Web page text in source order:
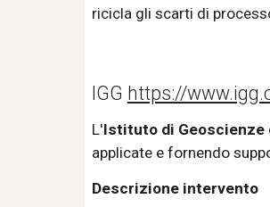
ricicla gli scarti di
IGG https://
L'Istituto di Geoscienze
applicate e fornendo
Descrizione intervento